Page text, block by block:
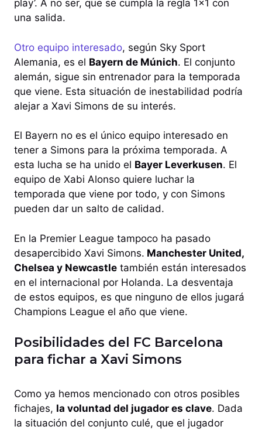
play’. A no ser, que se cumpla la regla 1×1 con
una salida.
Otro equipo interesado, según Sky Sport
Alemania, es el Bayern de Múnich. El conjunto
alemán, sigue sin entrenador para la temporada
que viene. Esta situación de inestabilidad podría
alejar a Xavi Simons de su interés.
El Bayern no es el único equipo interesado en
tener a Simons para la próxima temporada. A
esta lucha se ha unido el Bayer Leverkusen. El
equipo de Xabi Alonso quiere luchar la
temporada que viene por todo, y con Simons
pueden dar un salto de calidad.
En la Premier League tampoco ha pasado
desapercibido Xavi Simons. Manchester United,
Chelsea y Newcastle también están interesados
en el internacional por Holanda. La desventaja
de estos equipos, es que ninguno de ellos jugará
Champions League el año que viene.
Posibilidades del FC Barcelona
para fichar a Xavi Simons
Como ya hemos mencionado con otros posibles
fichajes, la voluntad del jugador es clave. Dada
la situación del conjunto culé, que el jugador